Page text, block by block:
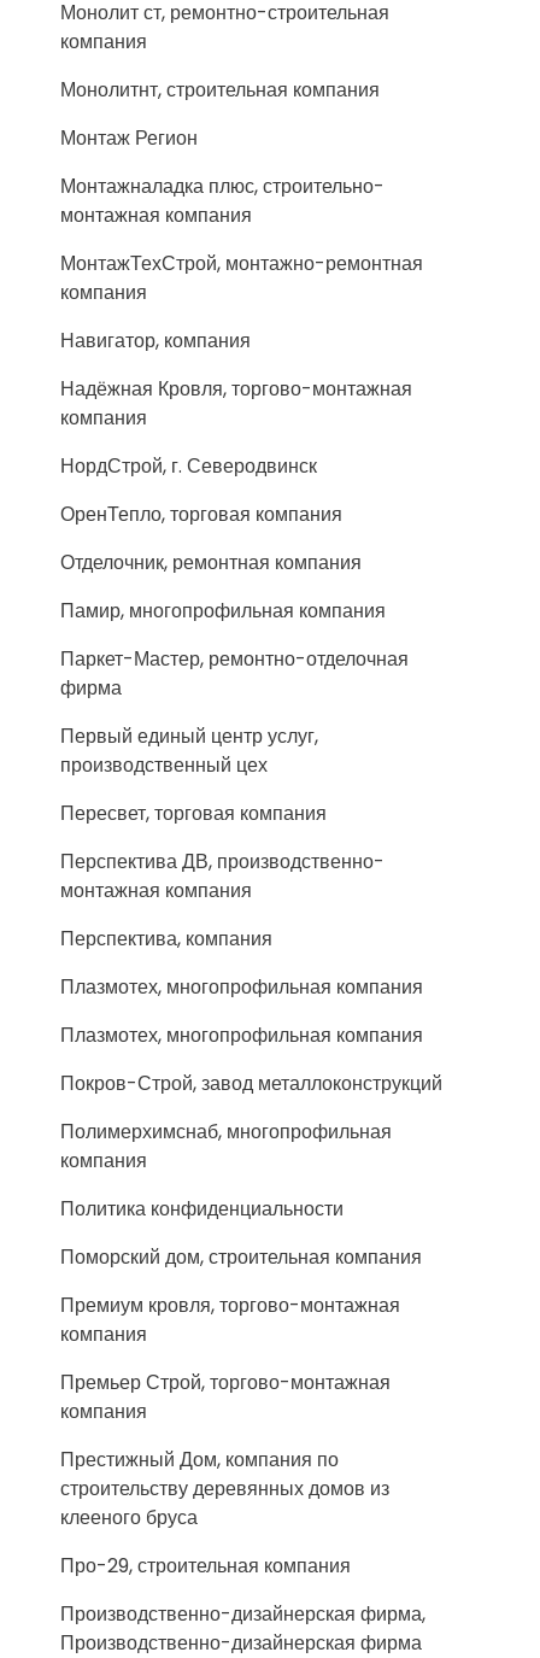
Монолит ст, ремонтно-строительная
компания
Монолитнт, строительная компания
Монтаж Регион
Монтажналадка плюс, строительно-
монтажная компания
МонтажТехСтрой, монтажно-ремонтная
компания
Навигатор, компания
Надёжная Кровля, торгово-монтажная
компания
НордСтрой, г. Северодвинск
ОренТепло, торговая компания
Отделочник, ремонтная компания
Памир, многопрофильная компания
Паркет-Мастер, ремонтно-отделочная
фирма
Первый единый центр услуг,
производственный цех
Пересвет, торговая компания
Перспектива ДВ, производственно-
монтажная компания
Перспектива, компания
Плазмотех, многопрофильная компания
Плазмотех, многопрофильная компания
Покров-Строй, завод металлоконструкций
Полимерхимснаб, многопрофильная
компания
Политика конфиденциальности
Поморский дом, строительная компания
Премиум кровля, торгово-монтажная
компания
Премьер Строй, торгово-монтажная
компания
Престижный Дом, компания по
строительству деревянных домов из
клееного бруса
Про-29, строительная компания
Производственно-дизайнерская фирма,
Производственно-дизайнерская фирма